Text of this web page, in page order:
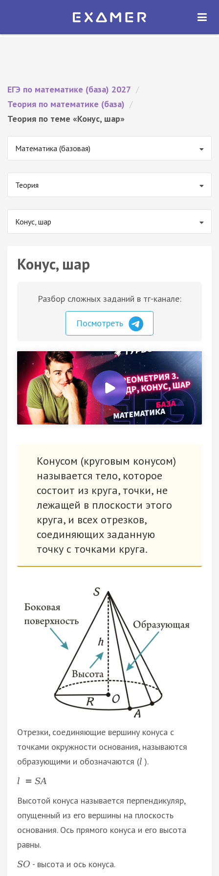
Экзамер — ЕГЭ 2027
ОТКРЫТЬ
ЕГЭ по математике (база) 2027 /
Теория по математике (база) /
Теория по теме «Конус, шар»
Математика (базовая)
Теория
Конус, шар
Конус, шар
Разбор сложных заданий в тг-канале:
Посмотреть
Конусом (круговым конусом)
называется тело, которое
состоит из круга, точки, не
лежащей в плоскости этого
круга, и всех отрезков,
соединяющих заданную
точку с точками круга.
Отрезки, соединяющие вершину конуса с
точками окружности основания, называются
образующими и обозначаются (l ).
l = SA
Высотой конуса называется перпендикуляр,
опущенный из его вершины на плоскость
основания. Ось прямого конуса и его высота
равны.
SО - высота и ось конуса.